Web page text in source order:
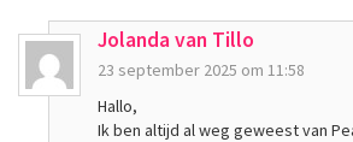
Jolanda van Tillo
23 september 2025 om 11:58
Hallo,
Ik ben altijd al weg geweest van